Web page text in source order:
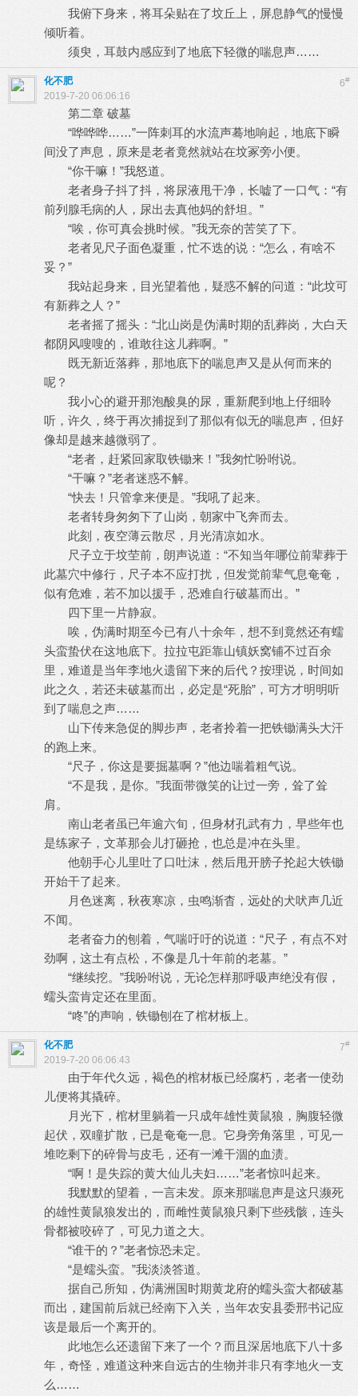
我俯下身来，将耳朵贴在了坟丘上，屏息静气的慢慢
倾听着。
须臾，耳鼓内感应到了地底下轻微的喘息声……
6#
化不肥
2019-7-20 06:06:16
第二章 破墓
“哗哗哗……”一阵刺耳的水流声蓦地响起，地底下瞬
间没了声息，原来是老者竟然就站在坟冢旁小便。
“你干嘛！”我怒道。
老者身子抖了抖，将尿液甩干净，长嘘了一口气：“有
前列腺毛病的人，尿出去真他妈的舒坦。”
“唉，你可真会挑时候。”我无奈的苦笑了下。
老者见尺子面色凝重，忙不迭的说：“怎么，有啥不
妥？”
我站起身来，目光望着他，疑惑不解的问道：“此坟可
有新葬之人？”
老者摇了摇头：“北山岗是伪满时期的乱葬岗，大白天
都阴风嗖嗖的，谁敢往这儿葬啊。”
既无新近落葬，那地底下的喘息声又是从何而来的
呢？
我小心的避开那泡酸臭的尿，重新爬到地上仔细聆
听，许久，终于再次捕捉到了那似有似无的喘息声，但好
像却是越来越微弱了。
“老者，赶紧回家取铁锄来！”我匆忙吩咐说。
“干嘛？”老者迷惑不解。
“快去！只管拿来便是。”我吼了起来。
老者转身匆匆下了山岗，朝家中飞奔而去。
此刻，夜空薄云散尽，月光清凉如水。
尺子立于坟茔前，朗声说道：“不知当年哪位前辈葬于
此墓穴中修行，尺子本不应打扰，但发觉前辈气息奄奄，
似有危难，若不加以援手，恐难自行破墓而出。”
四下里一片静寂。
唉，伪满时期至今已有八十余年，想不到竟然还有蠕
头蛮蛰伏在这地底下。拉拉屯距靠山镇妖窝铺不过百余
里，难道是当年李地火遗留下来的后代？按理说，时间如
此之久，若还未破墓而出，必定是“死胎”，可方才明明听
到了喘息之声……
山下传来急促的脚步声，老者拎着一把铁锄满头大汗
的跑上来。
“尺子，你这是要掘墓啊？”他边喘着粗气说。
“不是我，是你。”我面带微笑的让过一旁，耸了耸
肩。
南山老者虽已年逾六旬，但身材孔武有力，早些年也
是练家子，文革那会儿打砸抢，也总是冲在头里。
他朝手心儿里吐了口吐沫，然后甩开膀子抡起大铁锄
开始干了起来。
月色迷离，秋夜寒凉，虫鸣渐杳，远处的犬吠声几近
不闻。
老者奋力的刨着，气喘吁吁的说道：“尺子，有点不对
劲啊，这土有点松，不像是几十年前的老墓。”
“继续挖。”我吩咐说，无论怎样那呼吸声绝没有假，
蠕头蛮肯定还在里面。
“咚”的声响，铁锄刨在了棺材板上。
7#
化不肥
2019-7-20 06:06:43
由于年代久远，褐色的棺材板已经腐朽，老者一使劲
儿便将其撬碎。
月光下，棺材里躺着一只成年雄性黄鼠狼，胸腹轻微
起伏，双瞳扩散，已是奄奄一息。它身旁角落里，可见一
堆吃剩下的碎骨与皮毛，还有一滩干涸的血渍。
“啊！是失踪的黄大仙儿夫妇……”老者惊叫起来。
我默默的望着，一言未发。原来那喘息声是这只濒死
的雄性黄鼠狼发出的，而雌性黄鼠狼只剩下些残骸，连头
骨都被咬碎了，可见力道之大。
“谁干的？”老者惊恐未定。
“是蠕头蛮。”我淡淡答道。
据自己所知，伪满洲国时期黄龙府的蠕头蛮大都破墓
而出，建国前后就已经南下入关，当年农安县委邢书记应
该是最后一个离开的。
此地怎么还遗留下来了一个？而且深居地底下八十多
年，奇怪，难道这种来自远古的生物并非只有李地火一支
么……